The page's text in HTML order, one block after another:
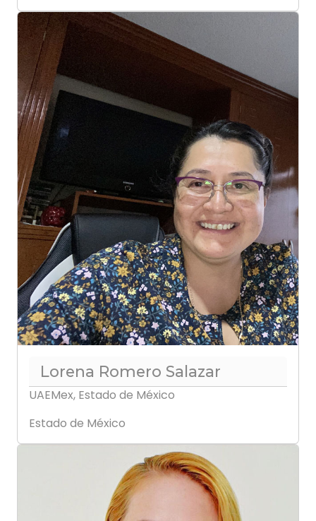
Lorena Romero Salazar
UAEMex, Estado de México
Estado de México